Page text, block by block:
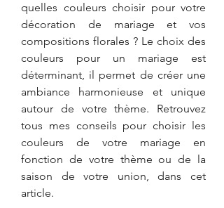
quelles couleurs choisir pour votre
décoration de mariage et vos
compositions florales ? Le choix des
couleurs pour un mariage est
déterminant, il permet de créer une
ambiance harmonieuse et unique
autour de votre thème. Retrouvez
tous mes conseils pour choisir les
couleurs de votre mariage en
fonction de votre thème ou de la
saison de votre union, dans cet
article.